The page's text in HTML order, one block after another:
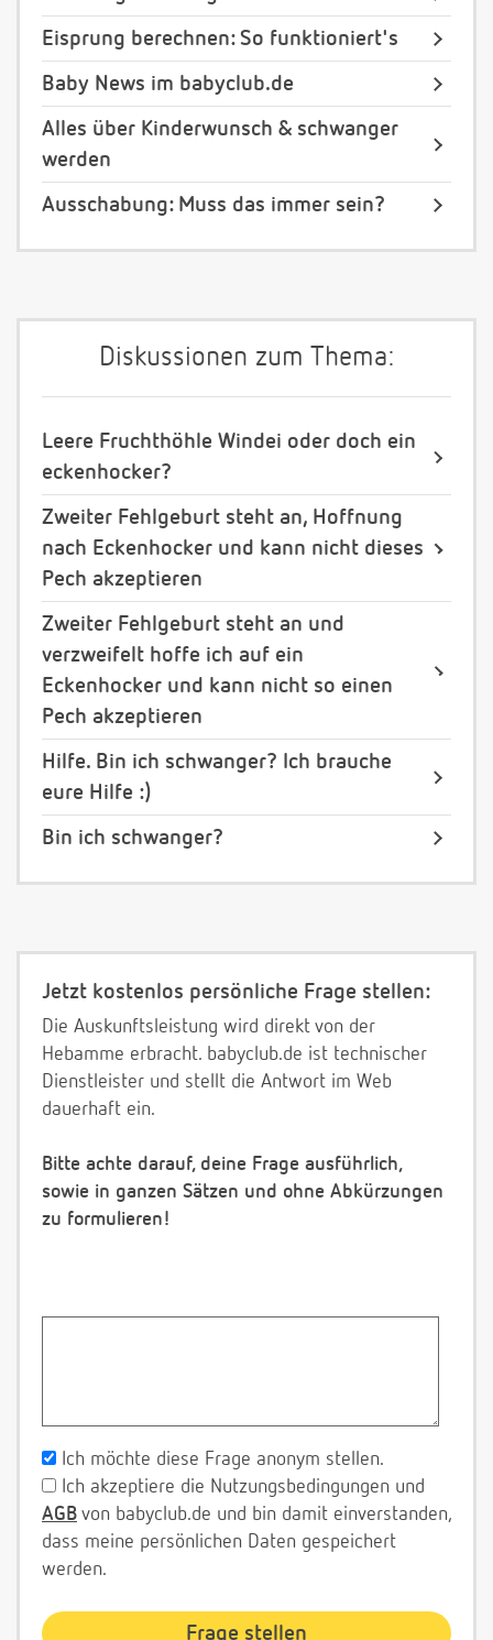
Eisprung berechnen: So funktioniert's
Baby News im babyclub.de
Alles über Kinderwunsch & schwanger
werden
Ausschabung: Muss das immer sein?
Diskussionen zum Thema:
Leere Fruchthöhle Windei oder doch ein
eckenhocker?
Zweiter Fehlgeburt steht an, Hoffnung
nach Eckenhocker und kann nicht dieses
Pech akzeptieren
Zweiter Fehlgeburt steht an und
verzweifelt hoffe ich auf ein
Eckenhocker und kann nicht so einen
Pech akzeptieren
Hilfe. Bin ich schwanger? Ich brauche
eure Hilfe :)
Bin ich schwanger?
Jetzt kostenlos persönliche Frage stellen:
Die Auskunftsleistung wird direkt von der
Hebamme erbracht. babyclub.de ist technischer
Dienstleister und stellt die Antwort im Web
dauerhaft ein.
Bitte achte darauf, deine Frage ausführlich,
sowie in ganzen Sätzen und ohne Abkürzungen
zu formulieren!
Ich möchte diese Frage anonym stellen.
Ich akzeptiere die Nutzungsbedingungen und
AGB von babyclub.de und bin damit einverstanden,
dass meine persönlichen Daten gespeichert
werden.